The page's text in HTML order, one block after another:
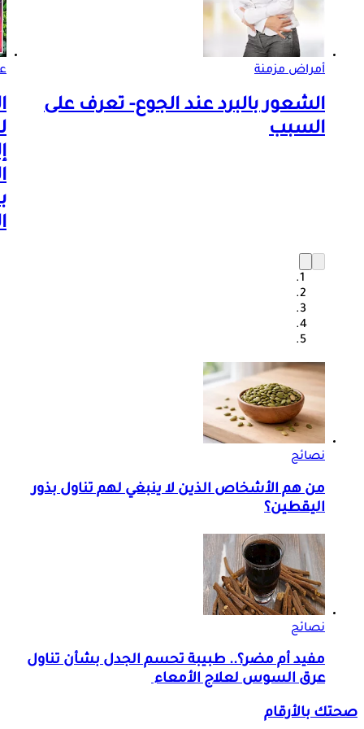
أمراض مزمنة
الشعور بالبرد عند الجوع- تعرف على
السبب
نصائح
من هم الأشخاص الذين لا ينبغي لهم تناول بذور
اليقطين؟
نصائح
مفيد أم مضر؟.. طبيبة تحسم الجدل بشأن تناول
عرق السوس لعلاج الأمعاء
صحتك بالأرقام